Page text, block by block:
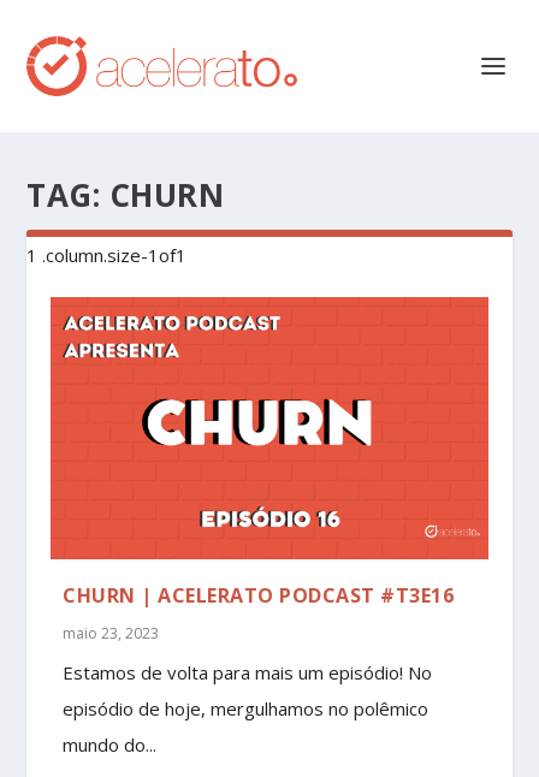
TAG: CHURN
CHURN | ACELERATO PODCAST #T3E16
maio 23, 2023
Estamos de volta para mais um episódio! No
episódio de hoje, mergulhamos no polêmico
mundo do...